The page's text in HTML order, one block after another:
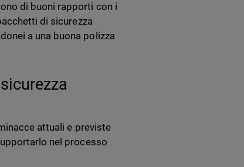
di buoni rapporti con i
di sicurezza
a una buona polizza
attuali e previste
nel processo